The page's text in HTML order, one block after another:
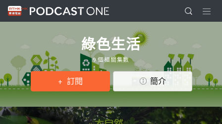
綠色生活
9 個相關集數
訂閱 簡介